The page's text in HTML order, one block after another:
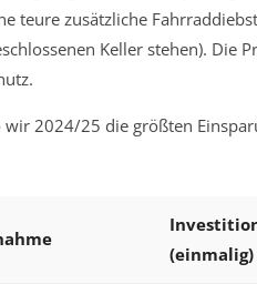
teure zusätzliche
Keller stehen). Die
wir 2024/25 die größten
(einmalig)